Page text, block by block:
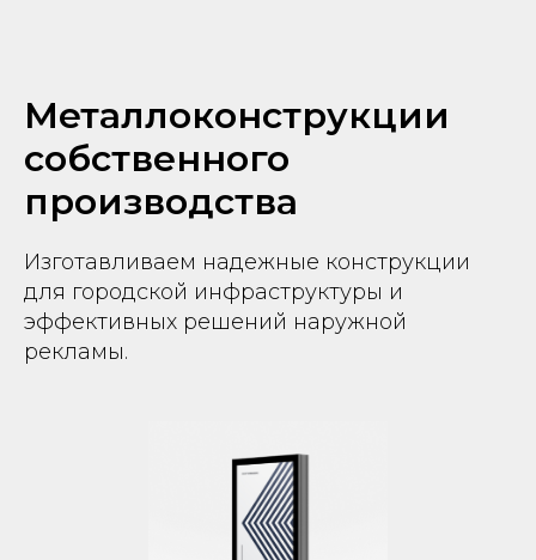
Металлоконструкции
собственного
производства
Изготавливаем надежные конструкции
для городской инфраструктуры и
эффективных решений наружной
рекламы.